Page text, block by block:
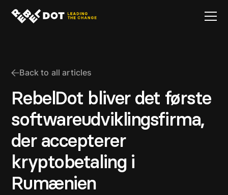
Back to all articles
RebelDot bliver det første
softwareudviklingsfirma,
der accepterer
kryptobetaling i
Rumænien